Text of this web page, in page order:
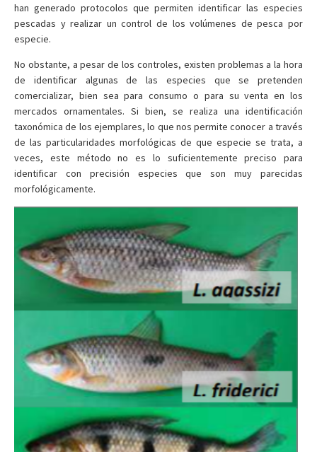
han generado protocolos que permiten identificar las especies
pescadas y realizar un control de los volúmenes de pesca por
especie.
No obstante, a pesar de los controles, existen problemas a la hora
de identificar algunas de las especies que se pretenden
comercializar, bien sea para consumo o para su venta en los
mercados ornamentales. Si bien, se realiza una identificación
taxonómica de los ejemplares, lo que nos permite conocer a través
de las particularidades morfológicas de que especie se trata, a
veces, este método no es lo suficientemente preciso para
identificar con precisión especies que son muy parecidas
morfológicamente.